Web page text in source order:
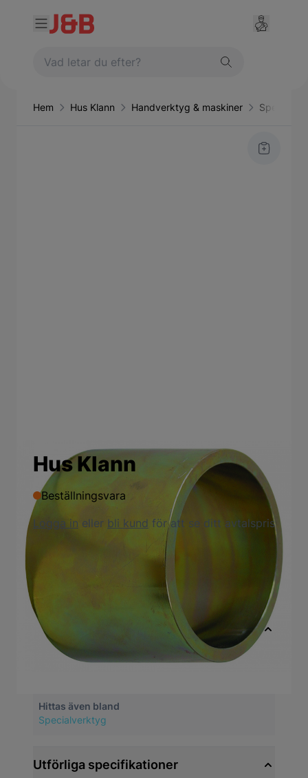
Hem Hus Klann Handverktyg & maskiner
Hus Klann
Beställningsvara
Logga in eller bli kund för att se ditt avtalspris
Lämplig för lager Ø upp till 88 mm Ingår i
leveransen av t.ex. KL-0039-0110 K
Snabbfakta
Artikelnummer
Hittas även bland
Specialverktyg
Utförliga specifikationer